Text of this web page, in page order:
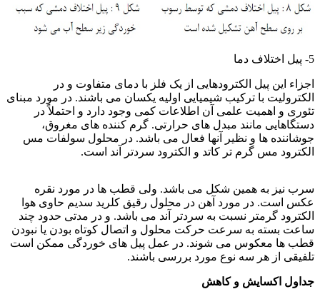
5- پیل اختلاف دما
اجزاء این پیل الکترودهایی از یک فلز با دمای متفاوت و در
الکترولیت با ترکیب شیمیایی اولیه یکسان می باشند. در مورد مبنای
تئوری و اهمیت علمی آن اطلاعات کمی وجود دارد و احتملاً در
دستگاهایی مانند مبدل های حرارتی. گرم کننده های مغروق،
جوشاننده ها و نظیر آنها فعال می باشد. در محلول سولفات مس
الکترود مس گرم تر کاتد و الکترود سردتر آند است.
سرب نیز به همین شکل می باشد. ولی قطب ها در مورد نقره
عکس است. در مورد آهن در محلول رقیق کلرید سدیم حاوی هوا
الکترود گرمتر نسبت به سردتر آند می باشد. و در مدتی حدود چند
ساعت بسته به سرعت حرکت محلول و اتصال کوتاه بودن یا نبودن
قطب ها معکوس می شوند. در عمل پیل های خوردگی ممکن است
تلفیقی از هر سه نوع مورد بررسی باشند.
جداول اکسایش و کاهش